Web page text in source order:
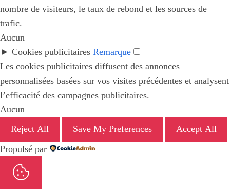
nombre de visiteurs, le taux de rebond et les sources de
trafic.
Aucun
► Cookies publicitaires Remarque
Les cookies publicitaires diffusent des annonces
personnalisées basées sur vos visites précédentes et analysent
l’efficacité des campagnes publicitaires.
Aucun
Reject All
Save My Preferences
Accept All
Propulsé par